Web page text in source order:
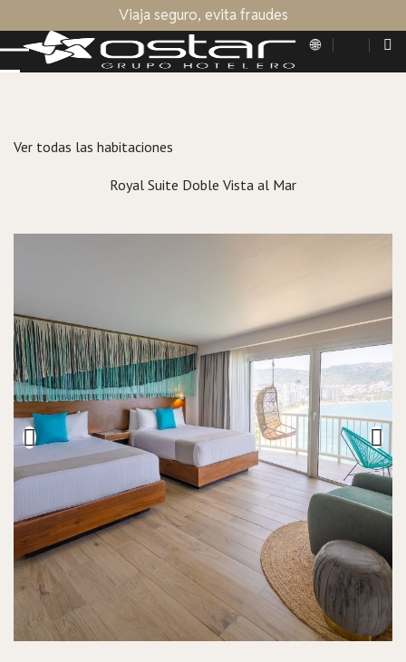
Viaja seguro, evita fraudes
Ver todas las habitaciones
Royal Suite Doble Vista al Mar